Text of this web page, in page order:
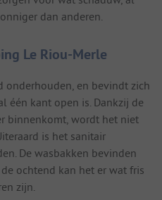
dan anderen.
Le Riou-Merle
onderhouden, en bevindt zich
één kant open is. Dankzij de
binnenkomt, wordt het niet
is het sanitair
De wasbakken bevinden
ochtend kan het er wat fris
zijn.